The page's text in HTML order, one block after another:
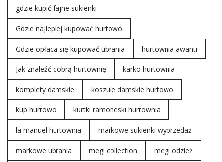
gdzie kupić fajne sukienki
Gdzie najlepiej kupować hurtowo
Gdzie opłaca się kupować ubrania hurtownia awanti
Jak znaleźć dobrą hurtownię karko hurtownia
komplety damskie koszule damskie hurtowo
kup hurtowo kurtki ramoneski hurtownia
la manuel hurtownia markowe sukienki wyprzedaż
markowe ubrania megi collection megi odzież